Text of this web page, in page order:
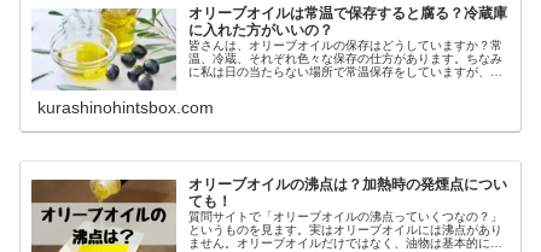
オリーブオイルは常温で保存すると腐る？冷蔵庫
に入れた方がいいの？
皆さんは、オリーブオイルの保存はどうしていますか？常
温、冷蔵、それぞれ色々な保存の仕方があります。ちなみ
に私は日の当たらない場所で常温保存をしていますが、そ
kurashinohintsbox.com
オリーブオイルの沸点は？加熱時の発煙点につい
ても！
質問サイトで「オリーブオイルの沸点っていくつなの？」
というものを見ます。実はオリーブオイルには沸点があり
ません。オリーブオイルだけではなく、油物は基本的に沸